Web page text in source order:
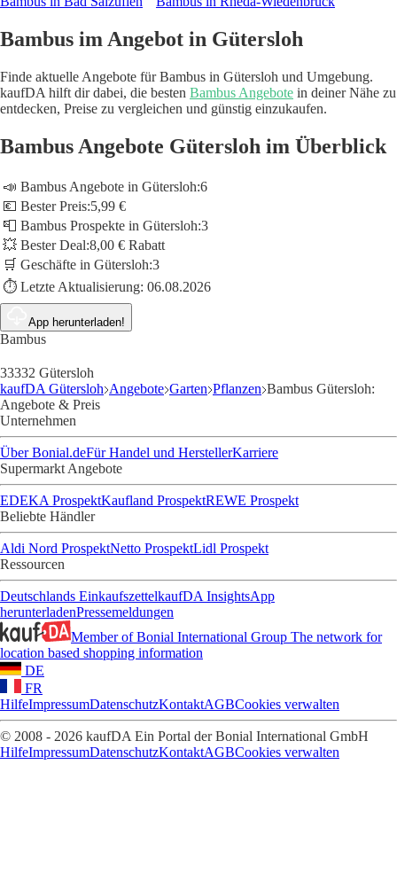
Bambus im Angebot in Gütersloh
Finde aktuelle Angebote für Bambus in Gütersloh und Umgebung.
kaufDA hilft dir dabei, die besten Bambus Angebote in deiner Nähe zu
entdecken, Preise zu vergleichen und günstig einzukaufen.
Bambus Angebote Gütersloh im Überblick
📣 Bambus Angebote in Gütersloh:6
💶 Bester Preis:5,99 €
📮 Bambus Prospekte in Gütersloh:3
💥 Bester Deal:8,00 € Rabatt
🛒 Geschäfte in Gütersloh:3
⏱️ Letzte Aktualisierung: 06.08.2026
App herunterladen!
Bambus
33332 Gütersloh
kaufDA Gütersloh Angebote Garten Pflanzen Bambus Gütersloh:
Angebote & Preis
Unternehmen
Über Bonial.deFür Handel und HerstellerKarriere
Supermarkt Angebote
EDEKA ProspektKaufland ProspektREWE Prospekt
Beliebte Händler
Aldi Nord ProspektNetto ProspektLidl Prospekt
Ressourcen
Deutschlands EinkaufszettelkaufDA InsightsApp
herunterladenPressemeldungen
Member of Bonial International Group The network for
location based shopping information
DE
FR
HilfeImpressumDatenschutzKontaktAGBCookies verwalten
© 2008 - 2026 kaufDA Ein Portal der Bonial International GmbH
HilfeImpressumDatenschutzKontaktAGBCookies verwalten